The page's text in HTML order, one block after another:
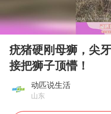
看守
宇树
Play
00:00
疣猪硬刚母狮，尖
接把狮子顶懵！
动匹说生活
山东